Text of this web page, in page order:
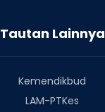
Tautan Lainnya
Kemendikbud
LAM-PTKes